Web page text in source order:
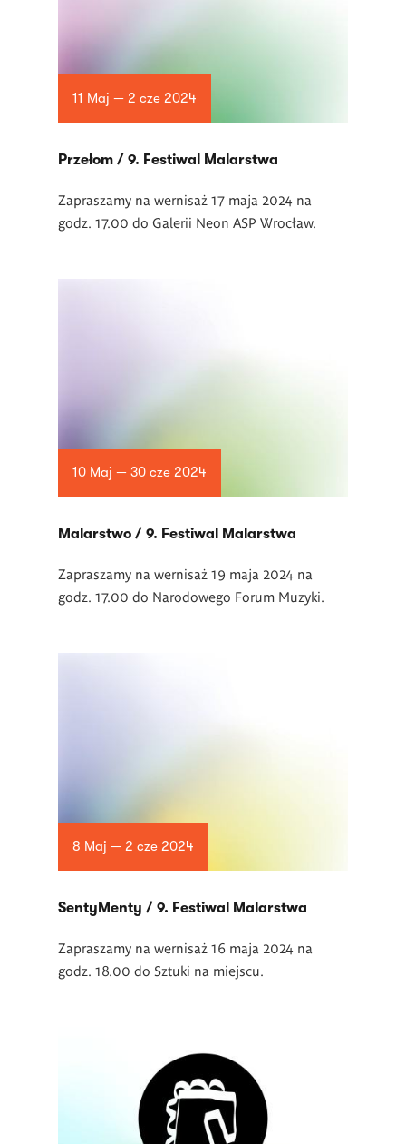
11 Maj — 2 cze 2024
Przełom / 9. Festiwal Malarstwa
Zapraszamy na wernisaż 17 maja 2024 na
godz. 17.00 do Galerii Neon ASP Wrocław.
10 Maj — 30 cze 2024
Malarstwo / 9. Festiwal Malarstwa
Zapraszamy na wernisaż 19 maja 2024 na
godz. 17.00 do Narodowego Forum Muzyki.
8 Maj — 2 cze 2024
SentyMenty / 9. Festiwal Malarstwa
Zapraszamy na wernisaż 16 maja 2024 na
godz. 18.00 do Sztuki na miejscu.